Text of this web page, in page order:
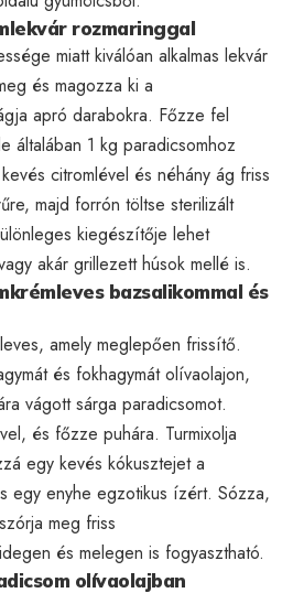
rozmaringgal
miatt kiválóan alkalmas lekvár
és magozza ki a
apró darabokra. Főzze fel
általában 1 kg paradicsomhoz
citromlével és néhány ág friss
majd forrón töltse sterilizált
kiegészítője lehet
akár grillezett húsok mellé is.
bazsalikommal és
amely meglepően frissítő.
és fokhagymát olívaolajon,
vágott sárga paradicsomot.
és főzze puhára. Turmixolja
egy kevés kókusztejet a
egy enyhe egzotikus ízért. Sózza,
meg friss
és melegen is fogyasztható.
olívaolajban